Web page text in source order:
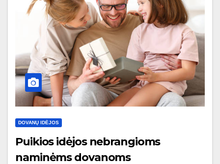
DOVANŲ IDĖJOS
Puikios idėjos nebrangioms
naminėms dovanoms